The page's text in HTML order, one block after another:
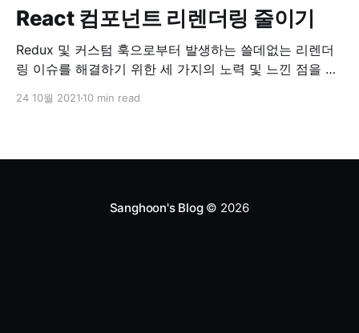
React 컴포넌트 리렌더링 줄이기
Redux 및 커스텀 훅으로부터 발생하는 쓸데없는 리렌더
링 이슈를 해결하기 위한 세 가지의 노력 및 느낀 점을 정
24 10월 2021 10 min read
Sanghoon's Blog© 2026